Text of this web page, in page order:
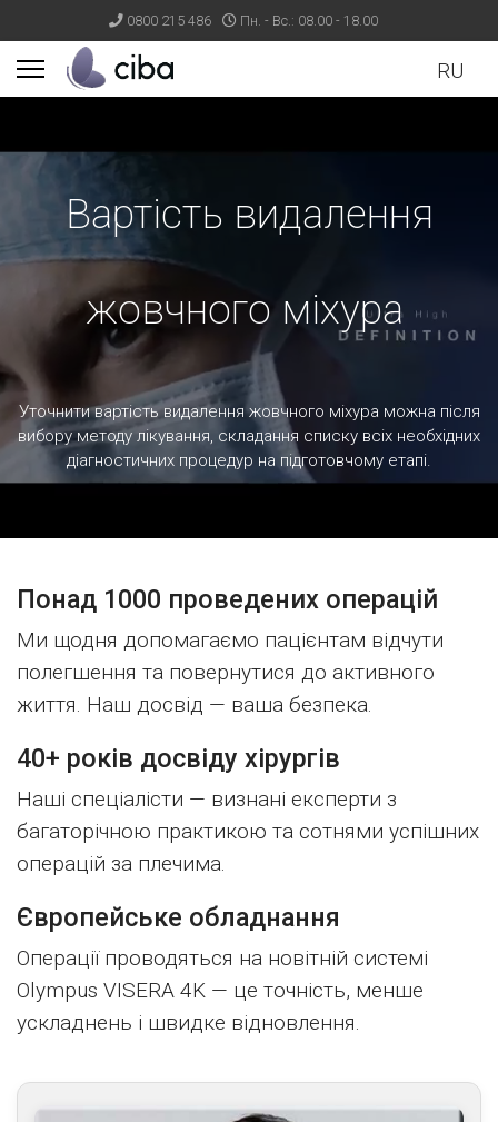
0800 215 486 Пн. - Вс.: 08.00 - 18.00
RU
Вартість видалення
жовчного міхура
Уточнити вартість видалення жовчного міхура можна після
вибору методу лікування, складання списку всіх необхідних
діагностичних процедур на підготовчому етапі.
Понад 1000 проведених операцій
Ми щодня допомагаємо пацієнтам відчути
полегшення та повернутися до активного
життя. Наш досвід — ваша безпека.
40+ років досвіду хірургів
Наші спеціалісти — визнані експерти з
багаторічною практикою та сотнями успішних
операцій за плечима.
Європейське обладнання
Операції проводяться на новітній системі
Olympus VISERA 4K — це точність, менше
ускладнень і швидке відновлення.